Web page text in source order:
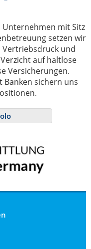
mit Sitz
setzen wir
Vertriebsdruck und
auf haltlose
Versicherungen.
sichern uns